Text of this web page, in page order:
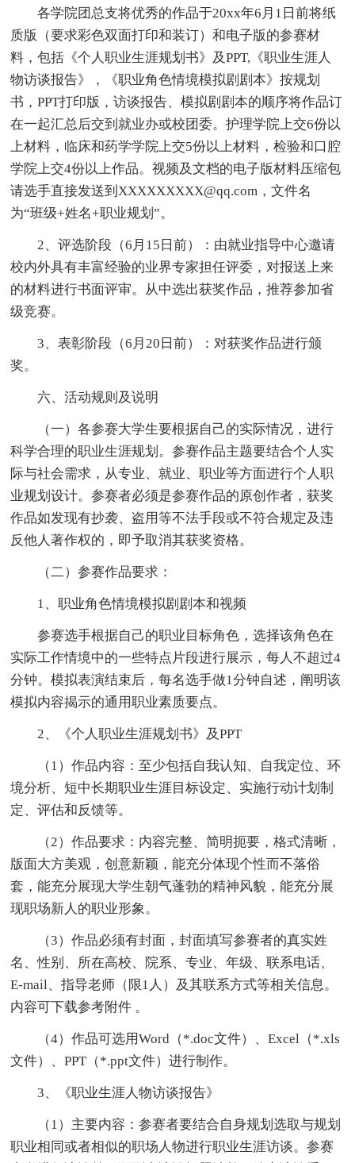
各学院团总支将优秀的作品于20xx年6月1日前将纸
质版（要求彩色双面打印和装订）和电子版的参赛材
料，包括《个人职业生涯规划书》及PPT,《职业生涯人
物访谈报告》，《职业角色情境模拟剧剧本》按规划
书，PPT打印版，访谈报告、模拟剧剧本的顺序将作品订
在一起汇总后交到就业办或校团委。护理学院上交6份以
上材料，临床和药学学院上交5份以上材料，检验和口腔
学院上交4份以上作品。视频及文档的电子版材料压缩包
请选手直接发送到XXXXXXXXX@qq.com，文件名
为“班级+姓名+职业规划”。
2、评选阶段（6月15日前）：由就业指导中心邀请
校内外具有丰富经验的业界专家担任评委，对报送上来
的材料进行书面评审。从中选出获奖作品，推荐参加省
级竞赛。
3、表彰阶段（6月20日前）：对获奖作品进行颁
奖。
六、活动规则及说明
（一）各参赛大学生要根据自己的实际情况，进行
科学合理的职业生涯规划。参赛作品主题要结合个人实
际与社会需求，从专业、就业、职业等方面进行个人职
业规划设计。参赛者必须是参赛作品的原创作者，获奖
作品如发现有抄袭、盗用等不法手段或不符合规定及违
反他人著作权的，即予取消其获奖资格。
（二）参赛作品要求：
1、职业角色情境模拟剧剧本和视频
参赛选手根据自己的职业目标角色，选择该角色在
实际工作情境中的一些特点片段进行展示，每人不超过4
分钟。模拟表演结束后，每名选手做1分钟自述，阐明该
模拟内容揭示的通用职业素质要点。
2、《个人职业生涯规划书》及PPT
（1）作品内容：至少包括自我认知、自我定位、环
境分析、短中长期职业生涯目标设定、实施行动计划制
定、评估和反馈等。
（2）作品要求：内容完整、简明扼要，格式清晰，
版面大方美观，创意新颖，能充分体现个性而不落俗
套，能充分展现大学生朝气蓬勃的精神风貌，能充分展
现职场新人的职业形象。
（3）作品必须有封面，封面填写参赛者的真实姓
名、性别、所在高校、院系、专业、年级、联系电话、
E-mail、指导老师（限1人）及其联系方式等相关信息。
内容可下载参考附件 。
（4）作品可选用Word（*.doc文件）、Excel（*.xls
文件）、PPT（*.ppt文件）进行制作。
3、《职业生涯人物访谈报告》
（1）主要内容：参赛者要结合自身规划选取与规划
职业相同或者相似的职场人物进行职业生涯访谈。参赛